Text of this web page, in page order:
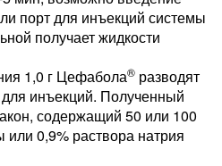
порт для инъекций системы
получает жидкости
1,0 г Цефабола® разводят
инъекций. Полученный
содержащий 50 или 100
или 0,9% раствора натрия